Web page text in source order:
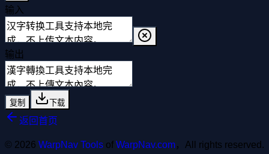
输入
输出
复制 下载
返回首页
© 2026 WarpNav Tools of WarpNav.com，All rights reserved.